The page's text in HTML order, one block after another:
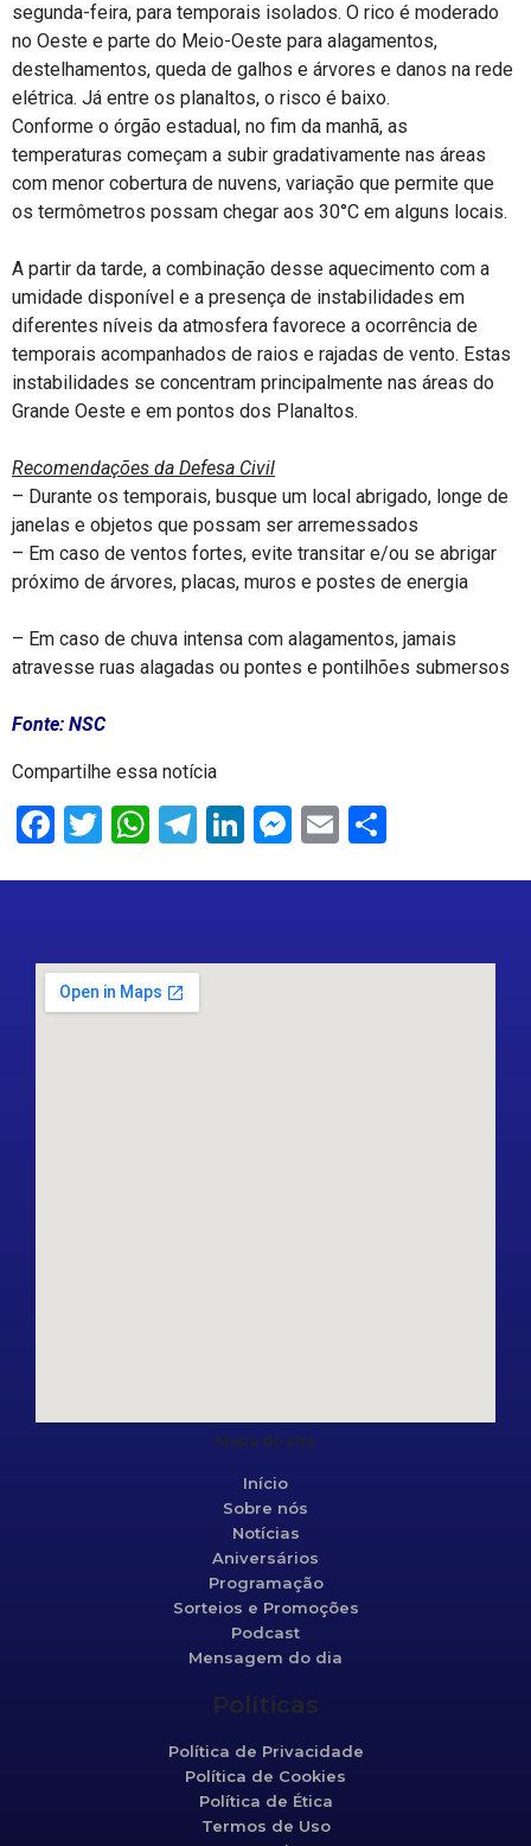
segunda-feira, para temporais isolados. O rico é moderado
no Oeste e parte do Meio-Oeste para alagamentos,
destelhamentos, queda de galhos e árvores e danos na rede
elétrica. Já entre os planaltos, o risco é baixo.
Conforme o órgão estadual, no fim da manhã, as
temperaturas começam a subir gradativamente nas áreas
com menor cobertura de nuvens, variação que permite que
os termômetros possam chegar aos 30°C em alguns locais.
A partir da tarde, a combinação desse aquecimento com a
umidade disponível e a presença de instabilidades em
diferentes níveis da atmosfera favorece a ocorrência de
temporais acompanhados de raios e rajadas de vento. Estas
instabilidades se concentram principalmente nas áreas do
Grande Oeste e em pontos dos Planaltos.
Recomendações da Defesa Civil
– Durante os temporais, busque um local abrigado, longe de
janelas e objetos que possam ser arremessados
– Em caso de ventos fortes, evite transitar e/ou se abrigar
próximo de árvores, placas, muros e postes de energia
– Em caso de chuva intensa com alagamentos, jamais
atravesse ruas alagadas ou pontes e pontilhões submersos
Fonte: NSC
Compartilhe essa notícia
Facebook
Twitter
WhatsApp
Telegram
LinkedIn
Messenger
Email
Mapa do site
Início
Sobre nós
Notícias
Aniversários
Programação
Sorteios e Promoções
Podcast
Mensagem do dia
Políticas
Política de Privacidade
Política de Cookies
Política de Ética
Termos de Uso